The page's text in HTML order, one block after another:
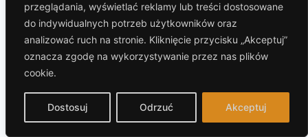
przeglądania, wyświetlać reklamy lub treści dostosowane
do indywidualnych potrzeb użytkowników oraz
analizować ruch na stronie. Kliknięcie przycisku „Akceptuj”
oznacza zgodę na wykorzystywanie przez nas plików
cookie.
Dostosuj Odrzuć Akceptuj
Komentarz*